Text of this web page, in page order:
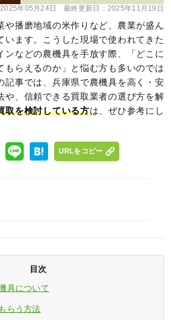
2025年05月24日 最終更新日： 2025年11月19日
や播磨地域の米作りなど、農業が盛ん
います。こうした現場で使われてきた
ンなどの農機具を手放す際、「どこに
もらえるのか」と悩む方も多いのでは
記事では、兵庫県で農機具を高く・安
や、信頼できる買取業者の選び方を解
取を検討している方は、ぜひ参考にし
URLをコピー
目次
具について
らう方法